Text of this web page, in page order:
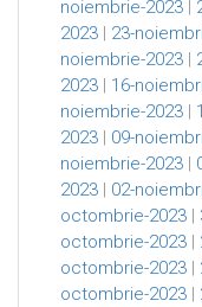
noiembrie-2023
2023 | 23-
noiembrie-2023 |
2023 | 16-
noiembrie-2023 |
2023 | 09-
noiembrie-2023 |
2023 | 02-
octombrie-2023 |
octombrie-2023 |
octombrie-2023 |
octombrie-2023 |